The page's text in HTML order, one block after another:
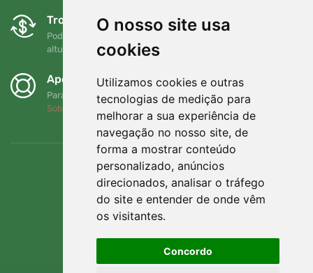
O nosso site usa
cookies
Utilizamos cookies e outras
tecnologias de medição para
melhorar a sua experiência de
navegação no nosso site, de
forma a mostrar conteúdo
personalizado, anúncios
direcionados, analisar o tráfego
do site e entender de onde vêm
os visitantes.
Concordo
Trocas e devoluções gratuitas
Pode devolver ou trocar a sua encomenda em qualquer
altura no prazo de 90 dias
Apoiamos a Trees.org
Para cada encomenda plantamos uma árvore! Leia mais
Sobre nós